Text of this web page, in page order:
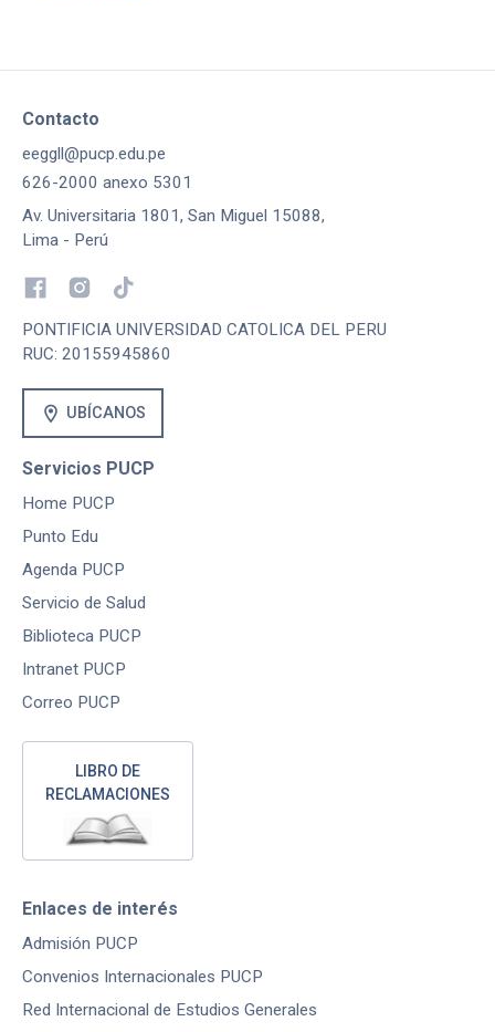
Contacto
eeggll@pucp.edu.pe
626-2000 anexo 5301
Av. Universitaria 1801, San Miguel 15088,
Lima - Perú
PONTIFICIA UNIVERSIDAD CATOLICA DEL PERU
RUC: 20155945860
location_on UBÍCANOS
Servicios PUCP
Home PUCP
Punto Edu
Agenda PUCP
Servicio de Salud
Biblioteca PUCP
Intranet PUCP
Correo PUCP
LIBRO DE
RECLAMACIONES
Enlaces de interés
Admisión PUCP
Convenios Internacionales PUCP
Red Internacional de Estudios Generales